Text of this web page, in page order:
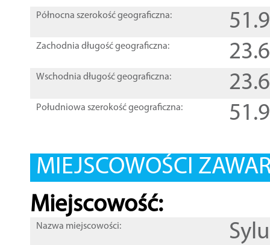
Północna szerokość geograficzna:
Zachodnia długość geograficzna:
Wschodnia długość geograficzna:
Południowa szerokość geograficzna:
MIEJSCOWOŚCI
Miejscowość:
Nazwa miejscowości: